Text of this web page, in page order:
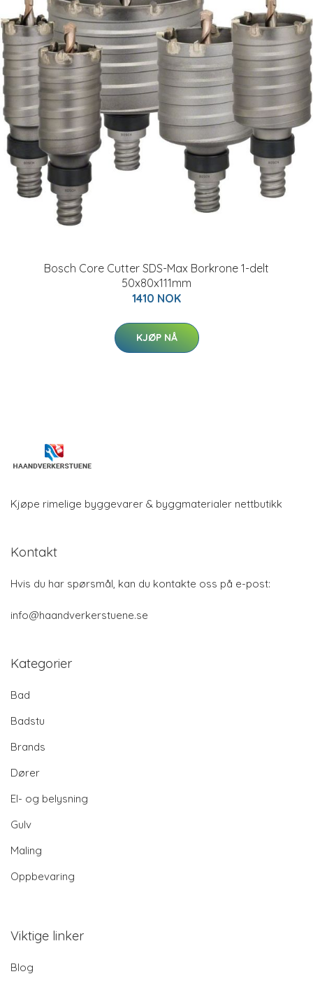
Bosch Core Cutter SDS-Max Borkrone 1-delt
50x80x111mm
1410 NOK
KJØP NÅ
Kjøpe rimelige byggevarer & byggmaterialer nettbutikk
Kontakt
Hvis du har spørsmål, kan du kontakte oss på e-post:
info@haandverkerstuene.se
Kategorier
Bad
Badstu
Brands
Dører
El- og belysning
Gulv
Maling
Oppbevaring
Viktige linker
Blog